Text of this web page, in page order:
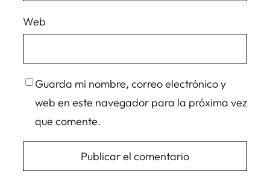
Web
Guarda mi nombre, correo electrónico y
web en este navegador para la próxima vez
que comente.